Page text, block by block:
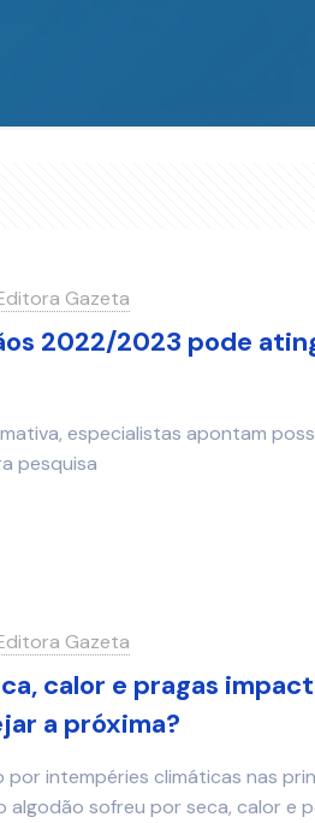
Gazeta
2022/2023 pode
especialistas apontam
pesquisa
Gazeta
calor e pragas
a próxima?
por intempéries climáticas nas
algodão sofreu por seca, calor e